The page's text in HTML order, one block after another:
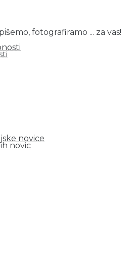
fotografiramo ... za vas!
novice
novic